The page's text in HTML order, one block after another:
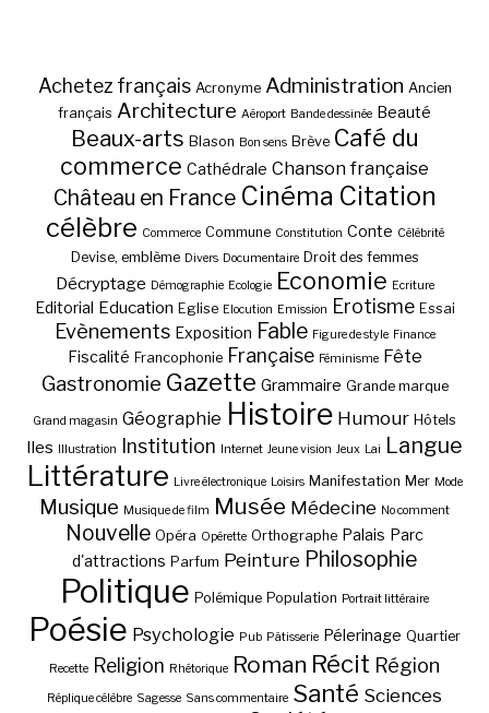
Achetez français Acronyme Administration Ancien
français Architecture Aéroport Bande dessinée Beauté
Beaux-arts Blason Bon sens Brève Café du
commerce Cathédrale Chanson française
Château en France Cinéma Citation
célèbre Commerce Commune Constitution Conte Célébrité
Devise, emblème Divers Documentaire Droit des femmes
Décryptage Démographie Ecologie Economie Ecriture
Editorial Education Eglise Elocution Emission Erotisme Essai
Evènements Exposition Fable Figure de style Finance
Fiscalité Francophonie Française Féminisme Fête
Gastronomie Gazette Grammaire Grande marque
Grand magasin Géographie Histoire Humour Hôtels
Iles Illustration Institution Internet Jeune vision Jeux Lai Langue
Littérature Livre électronique Loisirs Manifestation Mer Mode
Musique Musique de film Musée Médecine No comment
Nouvelle Opéra Opérette Orthographe Palais Parc
d'attractions Parfum Peinture Philosophie
Politique Polémique Population Portrait littéraire
Poésie Psychologie Pub Pâtisserie Pélerinage Quartier
Recette Religion Rhétorique Roman Récit Région
Réplique célèbre Sagesse Sans commentaire Santé Sciences